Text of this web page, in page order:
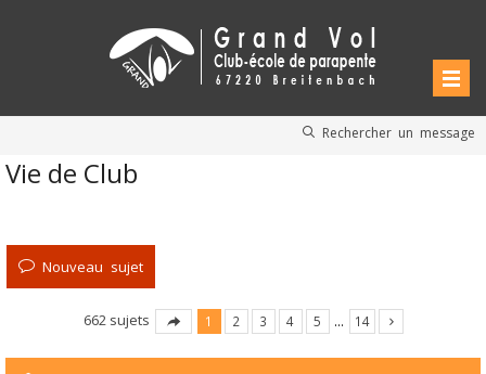
Rechercher un message
Vie de Club
Nouveau sujet
662 sujets 1 2 3 4 5 … 14